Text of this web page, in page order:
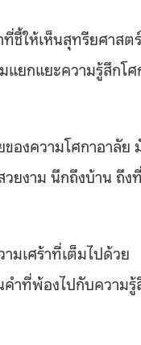
ชี้ให้เห็นสุทรียศาสตร์
ยกแยะความรู้สึกโศ
องความโศกาอาลัย
วยงาม นึกถึงบ้าน ถึง
มเศร้าที่เต็มไปด้วย
คำที่พ้องไปกับความรู้